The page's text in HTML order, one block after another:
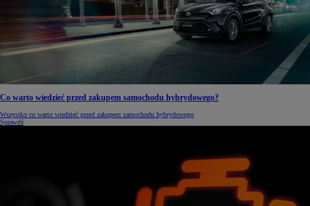
Co warto wiedzieć przed zakupem samochodu hybrydowego?
Wszystko co warto wiedzieć przed zakupem samochodu hybrydowego
Sprawdź